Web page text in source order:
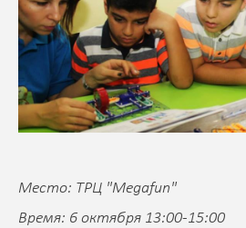
Место: ТРЦ "Megafun"
Время: 6 октября 13:00-15:00